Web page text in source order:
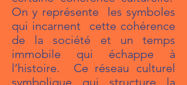
On y représente les symboles
qui incarnent cette cohérence
de la société et un temps
immobile qui échappe à
l’histoire. Ce réseau culturel
symbolique qui structure la